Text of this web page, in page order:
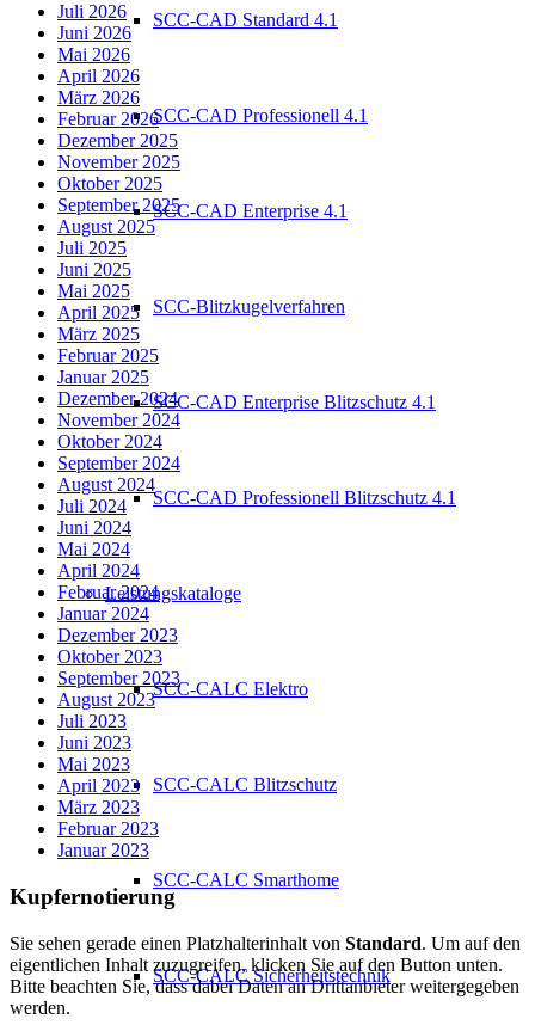
SCC-CAD Standard 4.1
SCC-CAD Professionell 4.1
SCC-CAD Enterprise 4.1
SCC-Blitzkugelverfahren
SCC-CAD Enterprise Blitzschutz 4.1
SCC-CAD Professionell Blitzschutz 4.1
Leistungskataloge
SCC-CALC Elektro
SCC-CALC Blitzschutz
SCC-CALC Smarthome
SCC-CALC Sicherheitstechnik
Juli 2026
Juni 2026
Mai 2026
April 2026
März 2026
Februar 2026
Dezember 2025
November 2025
Oktober 2025
September 2025
August 2025
Juli 2025
Juni 2025
Mai 2025
April 2025
März 2025
Februar 2025
Januar 2025
Dezember 2024
November 2024
Oktober 2024
September 2024
August 2024
Juli 2024
Juni 2024
Mai 2024
April 2024
Februar 2024
Januar 2024
Dezember 2023
Oktober 2023
September 2023
August 2023
Juli 2023
Juni 2023
Mai 2023
April 2023
März 2023
Februar 2023
Januar 2023
Kupfernotierung
Sie sehen gerade einen Platzhalterinhalt von Standard. Um auf den
eigentlichen Inhalt zuzugreifen, klicken Sie auf den Button unten.
Bitte beachten Sie, dass dabei Daten an Drittanbieter weitergegeben
werden.